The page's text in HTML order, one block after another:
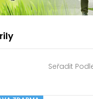
Seřadit